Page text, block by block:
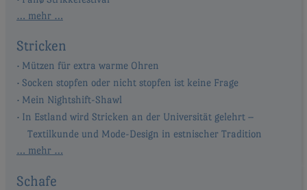
… mehr …
Stricken
Mützen für extra warme Ohren
Socken stopfen oder nicht stopfen ist keine Frage
Mein Nightshift-Shawl
In Estland wird Stricken an der Universität gelehrt –
Textilkunde und Mode-Design in estnischer Tradition
… mehr …
Schafe